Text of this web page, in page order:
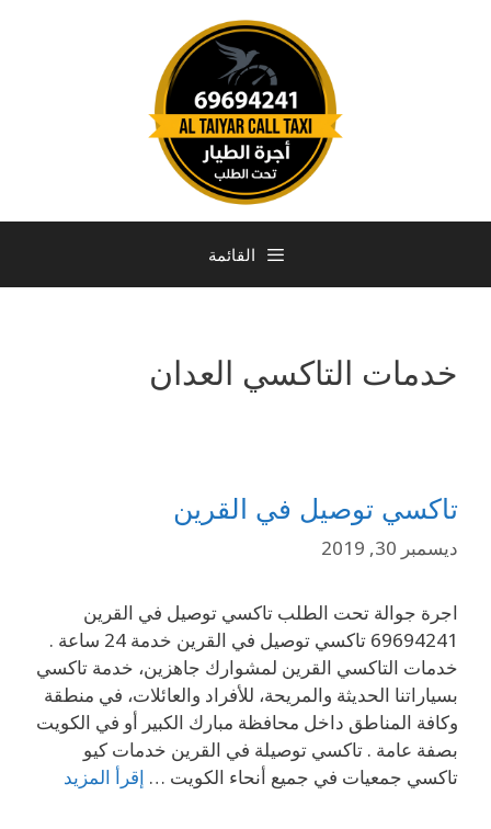
القائمة
خدمات التاكسي العدان
تاكسي توصيل في القرين
ديسمبر 30, 2019
اجرة جوالة تحت الطلب تاكسي توصيل في القرين
69694241 تاكسي توصيل في القرين خدمة 24 ساعة .
خدمات التاكسي القرين لمشوارك جاهزين، خدمة تاكسي
بسياراتنا الحديثة والمريحة، للأفراد والعائلات، في منطقة
وكافة المناطق داخل محافظة مبارك الكبير أو في الكويت
بصفة عامة . تاكسي توصيلة في القرين خدمات كيو
تاكسي جمعيات في جميع أنحاء الكويت … إقرأ المزيد